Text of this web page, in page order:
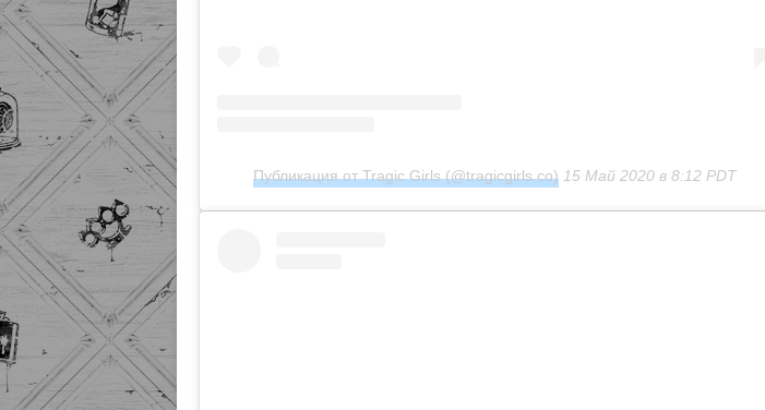
Публикация от Tragic Girls (@tragicgirls.co) 15 Май 2020 в 8:12 PDT